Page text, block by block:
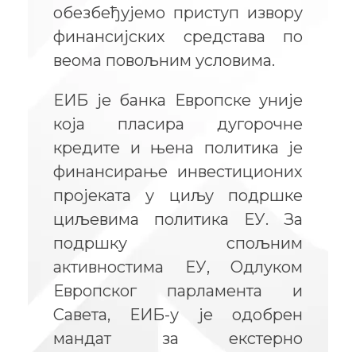
обезбеђујемо приступ извору
финансијских средстава по
веoма повољним условима.
ЕИБ је банка Европске уније
која пласира дугорочне
кредите и њена политика је
финансирање инвестиционих
пројеката у циљу подршке
циљевима политика ЕУ. За
подршку спољним
активностима ЕУ, Одлуком
Европског парламента и
Савета, ЕИБ-у је одобрен
мандат за екстерно